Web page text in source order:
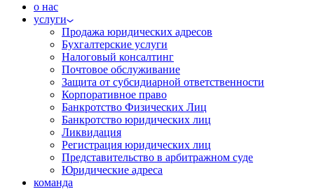
о нас
услуги
Продажа юридических адресов
Бухгалтерские услуги
Налоговый консалтинг
Почтовое обслуживание
Защита от субсидиарной ответственности
Корпоративное право
Банкротство Физических Лиц
Банкротство юридических лиц
Ликвидация
Регистрация юридических лиц
Представительство в арбитражном суде
Юридические адреса
команда